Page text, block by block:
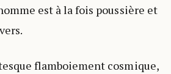
est à la fois poussière et
flamboiement cosmique,